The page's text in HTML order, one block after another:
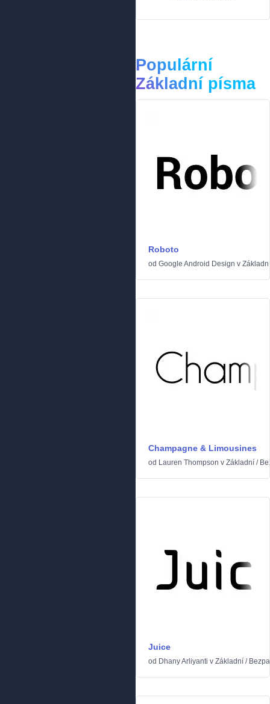
Populární
Základní písma
Roboto
od Google Android Design v Základní
Champagne & Limousines
od Lauren Thompson v Základní /
Juice
od Dhany Arliyanti v Základní /